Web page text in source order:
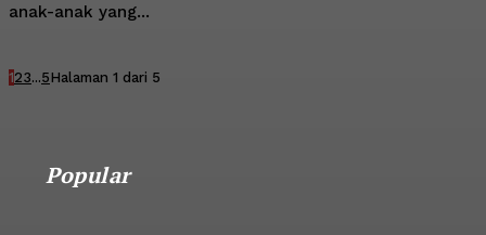
anak-anak yang...
123...5Halaman 1 dari 5
Popular